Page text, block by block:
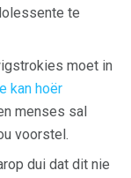
te
moet in
kan hoër
menses sal
voorstel.
dui dat dit nie